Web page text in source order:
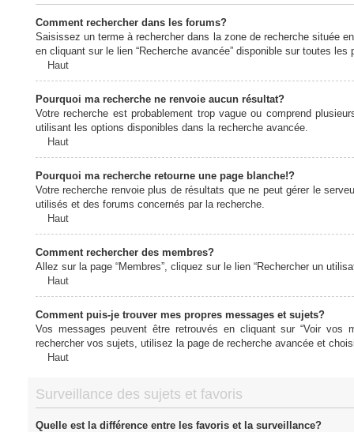
Comment rechercher dans les forums?
Saisissez un terme à rechercher dans la zone de recherche située
en cliquant sur le lien “Recherche avancée” disponible sur toutes
Haut
Pourquoi ma recherche ne renvoie aucun résultat?
Votre recherche est probablement trop vague ou comprend
utilisant les options disponibles dans la recherche avancée.
Haut
Pourquoi ma recherche retourne une page blanche!?
Votre recherche renvoie plus de résultats que ne peut gérer le
utilisés et des forums concernés par la recherche.
Haut
Comment rechercher des membres?
Allez sur la page “Membres”, cliquez sur le lien “Rechercher un
Haut
Comment puis-je trouver mes propres messages et sujets?
Vos messages peuvent être retrouvés en cliquant sur “Voir vos
rechercher vos sujets, utilisez la page de recherche avancée et
Haut
Surveillance des sujets et favoris
Quelle est la différence entre les favoris et la surveillance?